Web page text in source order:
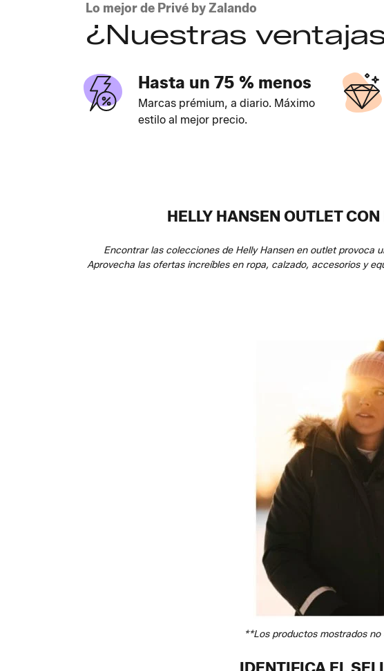
Lo mejor de Privé by Zalando
¿Nuestras
Hasta un 75 % menos
Marcas prémium, a diario. Máximo
estilo al mejor precio.
HELLY HANSEN OUTLET
Encontrar las colecciones de Helly Hansen en outlet provoca
Aprovecha las ofertas increíbles en ropa, calzado, accesorios y
**Los productos mostrados